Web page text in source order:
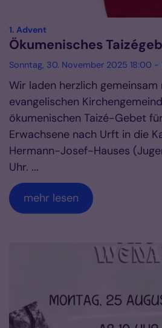
1. Advent:
Ökumenisches
Sonntag, 30. November 2025 18:00 -
Wir laden herzlich
evangelischen
ökumenischen Taizé-Gebet
Erwachsene nach Urft in die
Hermann-Josef-Hauses
Uhr. ...
mehr lesen